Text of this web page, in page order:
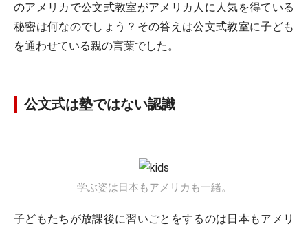
のアメリカで公文式教室がアメリカ人に人気を得ている
秘密は何なのでしょう？その答えは公文式教室に子ども
を通わせている親の言葉でした。
公文式は塾ではない認識
学ぶ姿は日本もアメリカも一緒。
子どもたちが放課後に習いごとをするのは日本もアメリ